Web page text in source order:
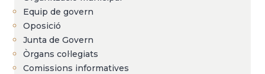
Equip de govern
Oposició
Junta de Govern
Òrgans col·legiats
Comissions informatives